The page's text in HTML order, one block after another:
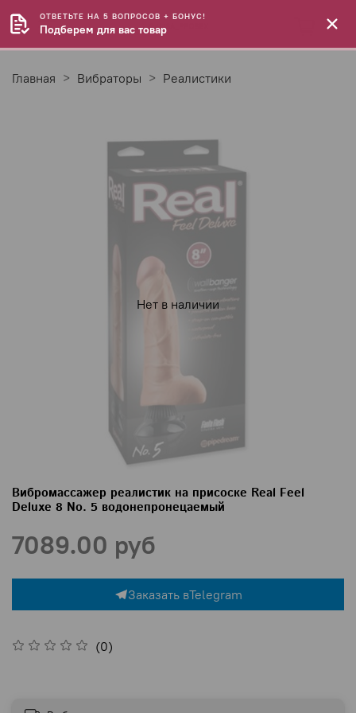
Главная Вибраторы Реалистики
Нет в наличии
Вибромассажер реалистик на присоске Real Feel
Deluxe 8 No. 5 водонепронецаемый
(0)
7089.00 руб
Заказать вTelegram
ОТВЕТЬТЕ НА 5 ВОПРОСОВ + БОНУС!
Подберем для вас товар